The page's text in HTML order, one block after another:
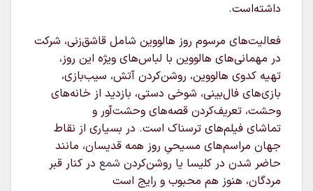
داشته‌است.
فعالیت‌های مرسوم روز هالووین شامل قاشق‌زنی، شرکت
در مهمانی‌های هالووین با لباس‌های ویژه این روز،
تهیه کدوی هالووین، روشن‌کردن آتش، سیب‌بازی،
بازی‌های فال‌بینی، شوخی دستی، بازدید از خانه‌های
وحشت، تعریف‌کردن قصه‌های وحشت‌آور و
تماشای فیلم‌های ترسناک است. در بسیاری از نقاط
جهان مراسم‌های مسیحیِ روز همه قدیسان، مانند
حاضر شدن در کلیسا یا روشن‌کردن شمع در کنار قبر
مردگان، هنوز هم محبوب و رایج است